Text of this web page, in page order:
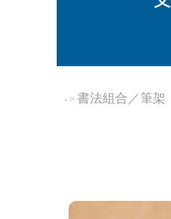
‧ > 書法組合／筆架